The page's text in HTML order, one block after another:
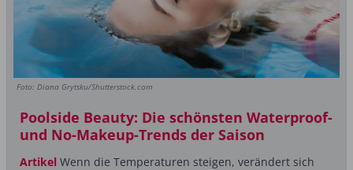
Foto: Diana Grytsku/Shutterstock.com
Poolside Beauty: Die schönsten Waterproof-
und No-Makeup-Trends der Saison
Artikel Wenn die Temperaturen steigen, verändert sich